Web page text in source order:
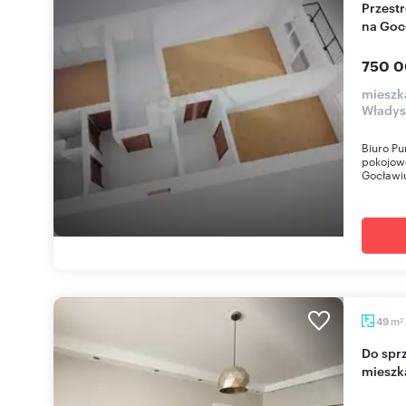
Przestronne 3-pokojowe mieszkanie do remontu
na
750
Biuro
49 m2
Do sprzedania funkcjonalne 2-pokojowe